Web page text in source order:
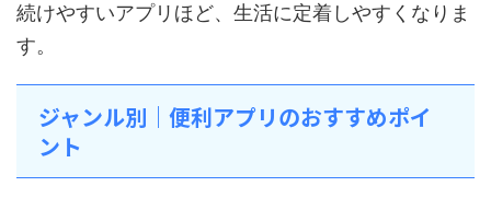
続けやすいアプリほど、生活に定着しやすくなりま
す。
ジャンル別｜便利アプリのおすすめポイ
ント